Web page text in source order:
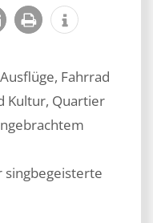
Ausflüge, Fahrrad
Kultur, Quartier
singbegeisterte